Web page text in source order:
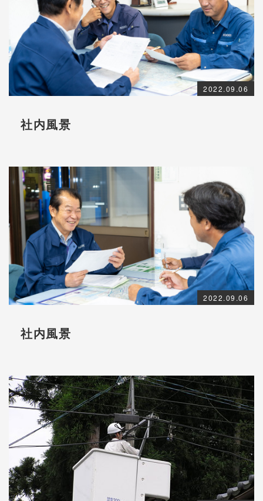
2022.09.06
社内風景
2022.09.06
社内風景